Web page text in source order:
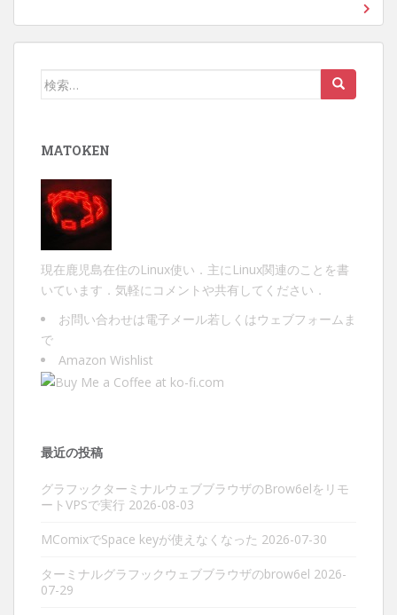
ゲ
ー
検
MATOKEN
現在鹿児島在住のLinux使い．主にLinux関連のことを書
いています．気軽にコメントや共有してください．
お問い合わせは電子メール若しくは ウェブフォーム ま
で
Amazon Wishlist
最近の投稿
グラフックターミナルウェブブラウザのBrow6elをリモ
ートVPSで実行 2026-08-03
MComixでSpace keyが使えなくなった 2026-07-30
ターミナルグラフックウェブブラウザのbrow6el 2026-
07-29